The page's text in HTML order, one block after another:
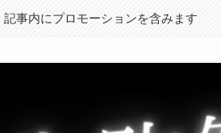
記事内にプロモーションを含みます